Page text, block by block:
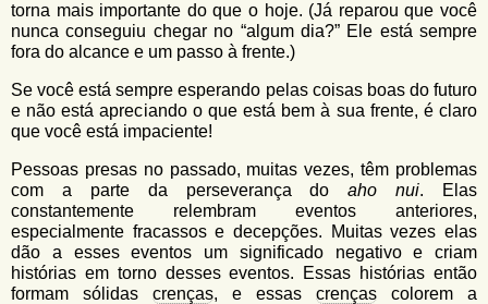
torna mais importante do que o hoje. (Já reparou que você
nunca conseguiu chegar no “algum dia?” Ele está sempre
fora do alcance e um passo à frente.)
Se você está sempre esperando pelas coisas boas do futuro
e não está apreciando o que está bem à sua frente, é claro
que você está impaciente!
Pessoas presas no passado, muitas vezes, têm problemas
com a parte da perseverança doaho nui. Elas
constantemente relembram eventos anteriores,
especialmente fracassos e decepções. Muitas vezes elas
dão a esses eventos um significado negativo e criam
histórias em torno desses eventos. Essas histórias então
formam sólidas crenças, e essas crenças colorem a